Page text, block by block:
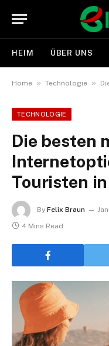
HEIM ÜBER UNS
Home » Technologie »
TECHNOLOGIE
Die besten
Touristen
By Felix Braun
4 Mins Read